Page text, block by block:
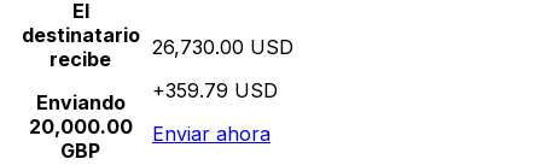
El
destinatario
recibe
Enviando
20,000.00
GBP
26,730.00 USD
+359.79 USD
Enviar ahora